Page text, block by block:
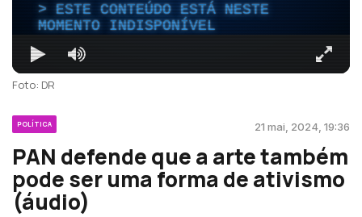
ESTE CONTEÚDO ESTÁ NESTE
MOMENTO INDISPONÍVEL
Foto: DR
POLÍTICA 21 mai, 2024, 19:36
PAN defende que a arte também
pode ser uma forma de ativismo
(áudio)